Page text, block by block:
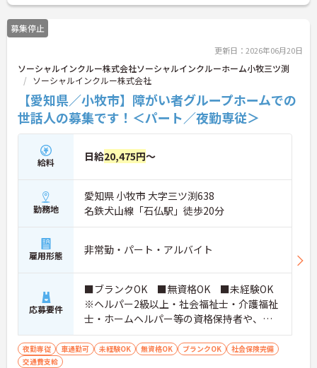
募集停止
更新日：2026年06月20日
ソーシャルインクルー株式会社ソーシャルインクルーホーム小牧三ツ渕
ソーシャルインクルー株式会社
【愛知県／小牧市】障がい者グループホームでの
世話人の募集です！＜パート／夜勤専従＞
給料 日給20,475円～
勤務地
愛知県 小牧市 大字三ツ渕638
名鉄犬山線「石仏駅」徒歩20分
雇用形態 非常勤・パート・アルバイト
応募要件
■ブランクOK ■無資格OK ■未経験OK
※ヘルパー2級以上・社会福祉士・介護福祉
士・ホームヘルパー等の資格保持者や、福
祉系業務経験者、障害者支援施設経験者、
生活支援員、障害者支援員、就労支援員、
夜勤専従 車通勤可 未経験OK 無資格OK ブランクOK
社会保険完備
交通費支給